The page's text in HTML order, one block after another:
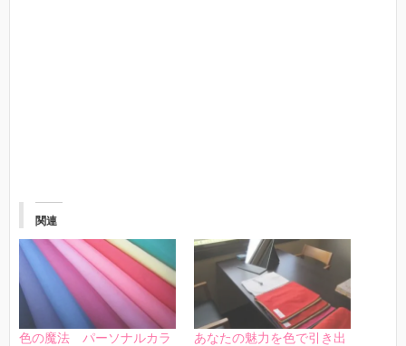
関連
色の魔法 パーソナルカラ
あなたの魅力を色で引き出